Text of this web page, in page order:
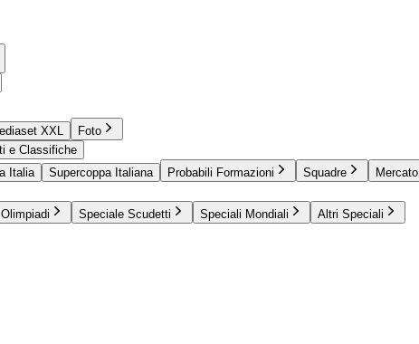
XXL
Foto
e Classifiche
Italia Supercoppa Italiana Probabili Formazioni Squadre Mercato
Speciale Scudetti Speciali Mondiali Altri Speciali